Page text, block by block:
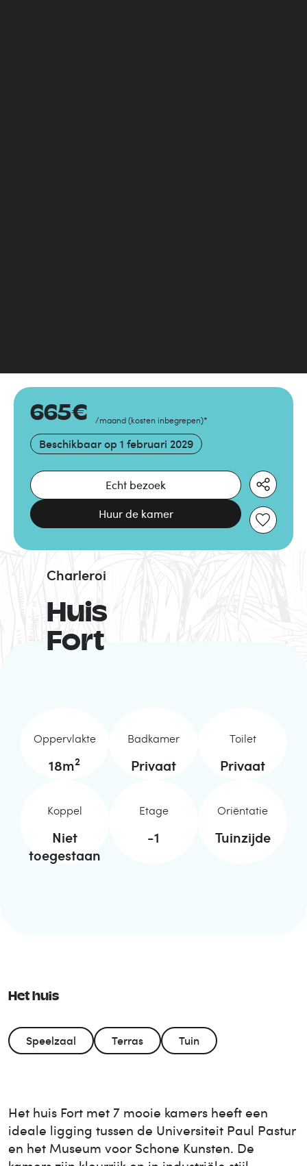
665€ /maand (kosten inbegrepen)*
Beschikbaar op 1 februari 2029
Echt bezoek
Huur de kamer
Huis
Fort
Charleroi
Oppervlakte
18m2
Badkamer
Privaat
Toilet
Privaat
Koppel
Niet
toegestaan
Etage
-1
Oriëntatie
Tuinzijde
Het huis
Speelzaal Terras Tuin
Het huis Fort met 7 mooie kamers heeft een
ideale ligging tussen de Universiteit Paul Pastur
en het Museum voor Schone Kunsten. De